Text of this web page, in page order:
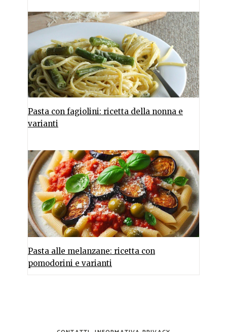
Pasta con fagiolini: ricetta della nonna e
varianti
Pasta alle melanzane: ricetta con
pomodorini e varianti